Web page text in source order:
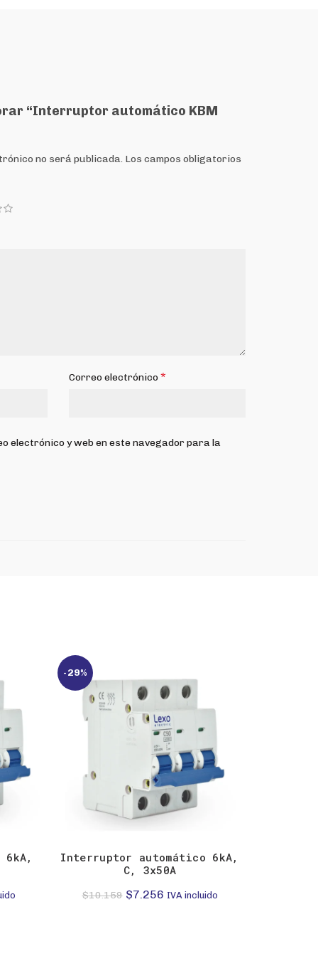
“Interruptor automático KBM
no será publicada. Los campos obligatorios
Correo electrónico*
electrónico y web en este navegador para la
-29%
Interruptor automático 6kA,
C, 3x50A
$10.159 El
$7.256ElIVA incluido